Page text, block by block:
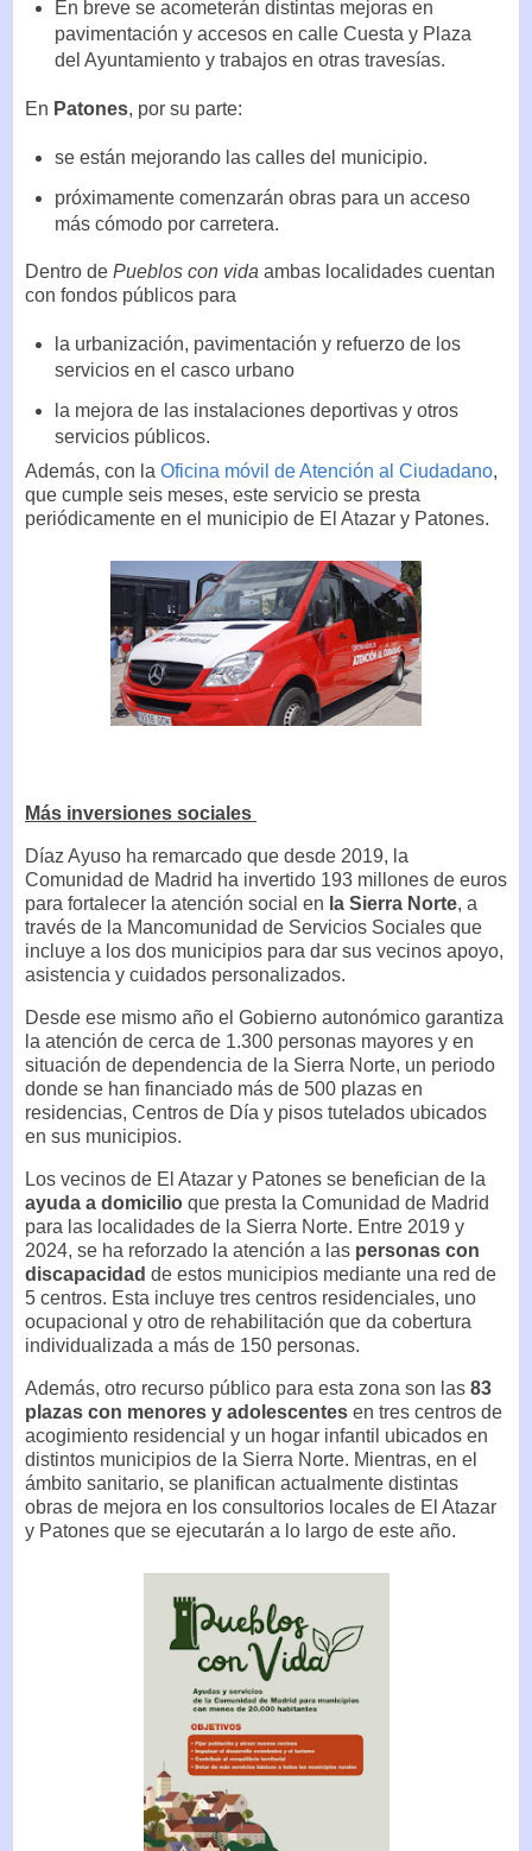
En breve se acometerán distintas mejoras en
pavimentación y accesos en calle Cuesta y Plaza
del Ayuntamiento y trabajos en otras travesías.
En Patones, por su parte:
se están mejorando las calles del municipio.
próximamente comenzarán obras para un acceso
más cómodo por carretera.
Dentro de Pueblos con vida ambas localidades cuentan
con fondos públicos para
la urbanización, pavimentación y refuerzo de los
servicios en el casco urbano
la mejora de las instalaciones deportivas y otros
servicios públicos.
Además, con la Oficina móvil de Atención al Ciudadano,
que cumple seis meses, este servicio se presta
periódicamente en el municipio de El Atazar y Patones.
Más inversiones sociales
Díaz Ayuso ha remarcado que desde 2019, la
Comunidad de Madrid ha invertido 193 millones de euros
para fortalecer la atención social en la Sierra Norte, a
través de la Mancomunidad de Servicios Sociales que
incluye a los dos municipios para dar sus vecinos apoyo,
asistencia y cuidados personalizados.
Desde ese mismo año el Gobierno autonómico garantiza
la atención de cerca de 1.300 personas mayores y en
situación de dependencia de la Sierra Norte, un periodo
donde se han financiado más de 500 plazas en
residencias, Centros de Día y pisos tutelados ubicados
en sus municipios.
Los vecinos de El Atazar y Patones se benefician de la
ayuda a domicilio que presta la Comunidad de Madrid
para las localidades de la Sierra Norte. Entre 2019 y
2024, se ha reforzado la atención a las personas con
discapacidad de estos municipios mediante una red de
5 centros. Esta incluye tres centros residenciales, uno
ocupacional y otro de rehabilitación que da cobertura
individualizada a más de 150 personas.
Además, otro recurso público para esta zona son las 83
plazas con menores y adolescentes en tres centros de
acogimiento residencial y un hogar infantil ubicados en
distintos municipios de la Sierra Norte. Mientras, en el
ámbito sanitario, se planifican actualmente distintas
obras de mejora en los consultorios locales de El Atazar
y Patones que se ejecutarán a lo largo de este año.